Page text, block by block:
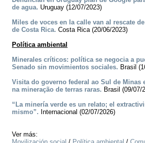
de agua. Uruguay (12/07/2023)
Miles de voces en la calle van al rescate
de Costa Rica. Costa Rica (20/06/2023)
Política ambiental
Minerales críticos: política se negocia a
Senado sin movimientos sociales. Brasil
Visita do governo federal ao Sul de Minas
na mineração de terras raras. Brasil (09/07/
“La minería verde es un relato; el
mismo”. Internacional (02/07/2026)
Ver más: